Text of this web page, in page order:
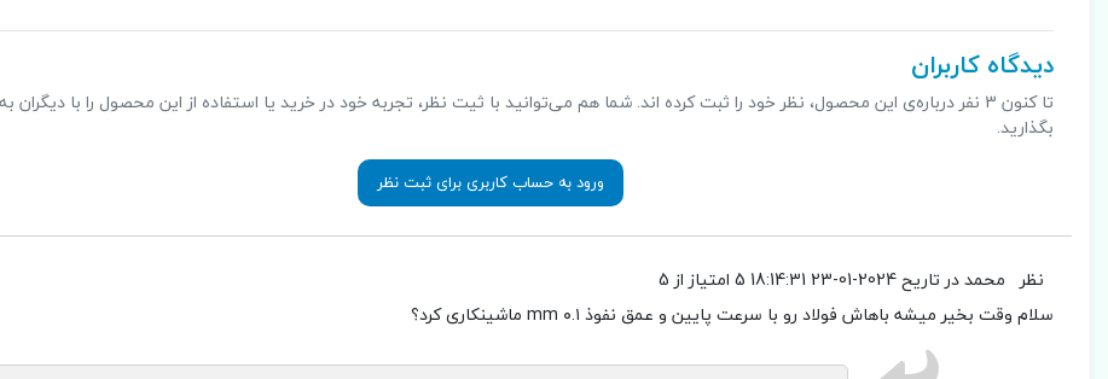
دیدگاه کاربران
تا کنون 3 نفر درباره‌ی این محصول، نظر خود را ثبت کرده اند. شما هم می‌توانید با ثیت نظر، تجربه خود در خرید یا استفاده از این محصول را با دیگران
بگذارید.
ورود به حساب کاربری برای ثبت نظر
نظر محمددر تاریح 2024-01-23 18:14:31
5 امتیاز از 5
سلام وقت بخیر میشه باهاش فولاد رو با سرعت پایین و عمق نفوذ ۰.۱ mm ماشینکاری کرد؟